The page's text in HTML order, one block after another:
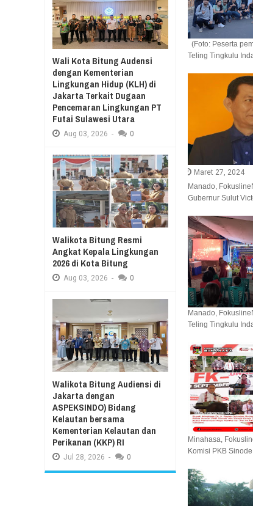
RESES II 2026, EUGENIE
Aug 2026
(Foto: Peserta
Teling Tingkulu
Maret 27, 2024
Manado,
Gubernur Sulut
Manado,
Teling Tingkulu
Minahasa,
Komisi PKB
Wali Kota Bitung Audensi
dengan Kementerian
Lingkungan Hidup (KLH) di
Jakarta Terkait Dugaan
Pencemaran Lingkungan PT
Futai Sulawesi Utara
Aug 03, 2026 - 0
Walikota Bitung Resmi
Angkat Kepala Lingkungan
2026 di Kota Bitung
Aug 03, 2026 - 0
Walikota Bitung Audiensi di
Jakarta dengan
ASPEKSINDO) Bidang
Kelautan bersama
Kementerian Kelautan dan
Perikanan (KKP) RI
Jul 28, 2026 - 0
SAMBUT
GELAR
MERDEKA